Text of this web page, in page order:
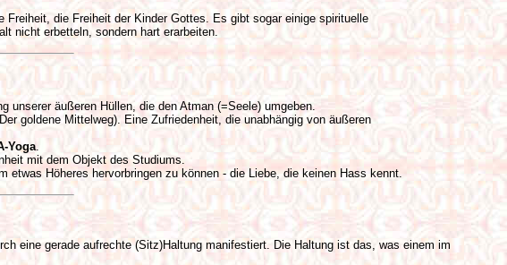
die Freiheit der Kinder Gottes. Es gibt sogar einige spirituelle
nicht erbetteln, sondern hart erarbeiten.
unserer äußeren Hüllen, die den Atman (=Seele) umgeben.
goldene Mittelweg). Eine Zufriedenheit, die unabhängig von äußeren
Yoga.
mit dem Objekt des Studiums.
Höheres hervorbringen zu können - die Liebe, die keinen Hass kennt.
eine gerade aufrechte (Sitz)Haltung manifestiert. Die Haltung ist das, was einem im